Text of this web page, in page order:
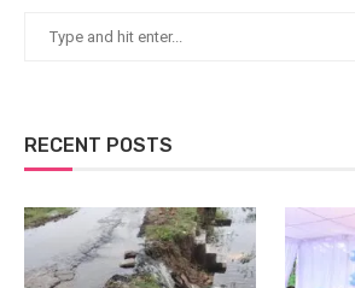
RECENT POSTS